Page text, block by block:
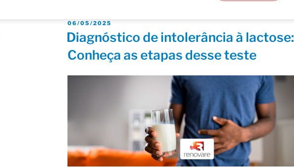
06/05/2025
Diagnóstico de intolerância à lactose:
Conheça as etapas desse teste